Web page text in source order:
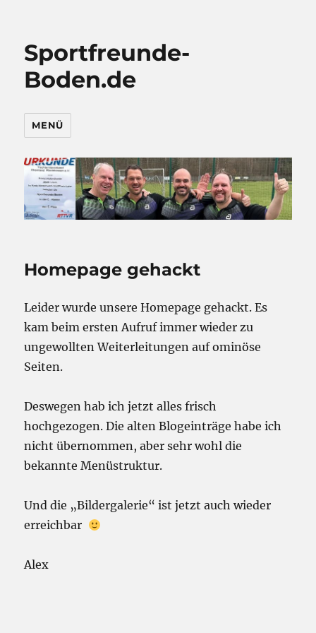
Sportfreunde-
Boden.de
MENÜ
Homepage gehackt
Leider wurde unsere Homepage gehackt. Es
kam beim ersten Aufruf immer wieder zu
ungewollten Weiterleitungen auf ominöse
Seiten.
Deswegen hab ich jetzt alles frisch
hochgezogen. Die alten Blogeinträge habe ich
nicht übernommen, aber sehr wohl die
bekannte Menüstruktur.
Und die „Bildergalerie“ ist jetzt auch wieder
erreichbar
Alex